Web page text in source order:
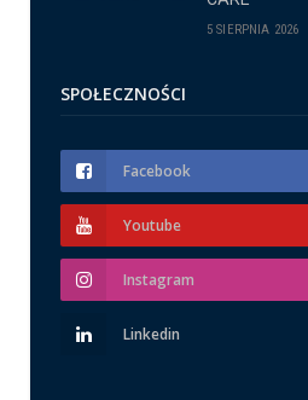
5 SIERPNIA 2026
SPOŁECZNOŚCI
Facebook
Youtube
Instagram
Linkedin